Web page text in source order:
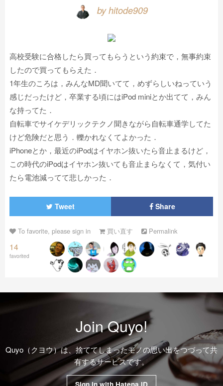
by hitode909
高校受験に合格したら買ってもらうという約束で，無事約束
したので買ってもらえた．
1年生のころは，みんなMD聞いてて，めずらしいねっていう
感じだったけど，卒業する頃にはiPod miniとか出てて，みん
な持ってた．
自転車でサイケデリックテクノ聞きながら自転車通学してた
けど危険だと思う．轢かれなくてよかった．
iPhoneとか，最近のiPodはイヤホン抜いたら音止まるけど，
この時代のiPodはイヤホン抜いても音止まらなくて，気付い
たら電池減ってて悲しかった．
Tweet Share
To favorite, please sign in 買い直す Permalink
14
favorited
Join Quyo!
Quyo（クヨウ）は、捨ててしまったモノの思い出をつづって共
有するサービスです。